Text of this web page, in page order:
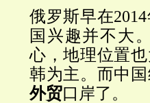
俄罗斯早在2014
国兴趣并不大
心，地理位置
韩为主。而中
外贸口岸了。